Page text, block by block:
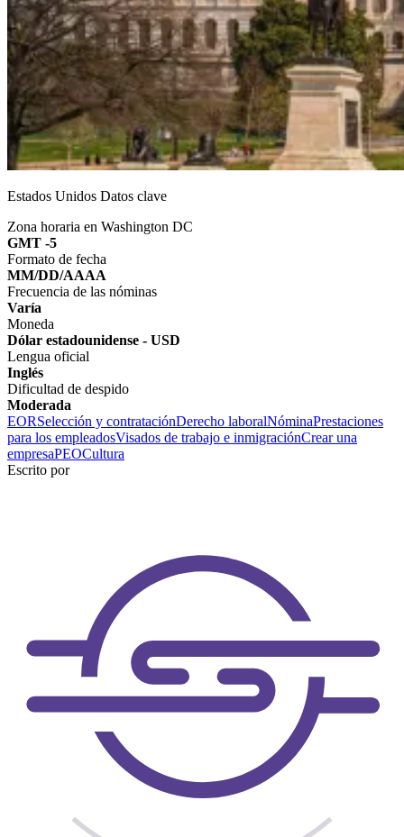
Estados Unidos Datos clave
Zona horaria en Washington DC
GMT -5
Formato de fecha
MM/DD/AAAA
Frecuencia de las nóminas
Varía
Moneda
Dólar estadounidense - USD
Lengua oficial
Inglés
Dificultad de despido
Moderada
EORSelección y contrataciónDerecho laboralNóminaPrestaciones
para los empleadosVisados de trabajo e inmigraciónCrear una
empresaPEOCultura
Escrito por